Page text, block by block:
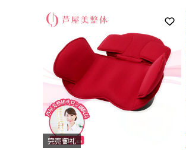
お
完売御礼